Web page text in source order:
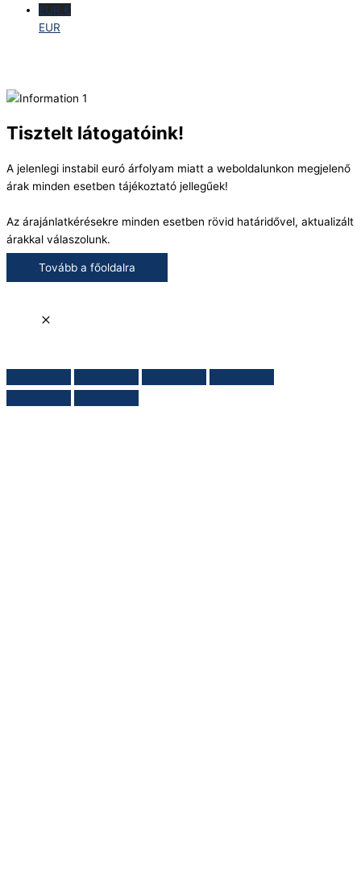
EUR €
EUR
Tisztelt látogatóink!
A jelenlegi instabil euró árfolyam miatt a weboldalunkon megjelenő
árak minden esetben tájékoztató jellegűek!
Az árajánlatkérésekre minden esetben rövid határidővel, aktualizált
árakkal válaszolunk.
Tovább a főoldalra